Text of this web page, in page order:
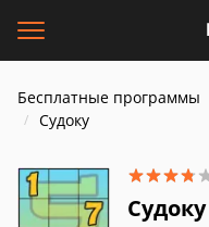
Бесплатные программы
Судоку
Судоку